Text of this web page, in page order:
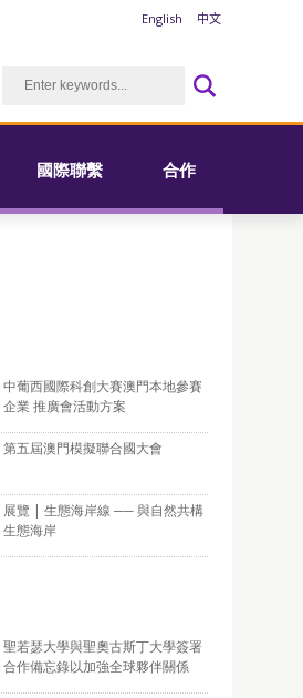
English 中文
國際聯繫 合作
中葡西國際科創大賽澳門本地參賽
企業 推廣會活動方案
第五屆澳門模擬聯合國大會
展覽 | 生態海岸線 ── 與自然共構
生態海岸
聖若瑟大學與聖奧古斯丁大學簽署
合作備忘錄以加強全球夥伴關係